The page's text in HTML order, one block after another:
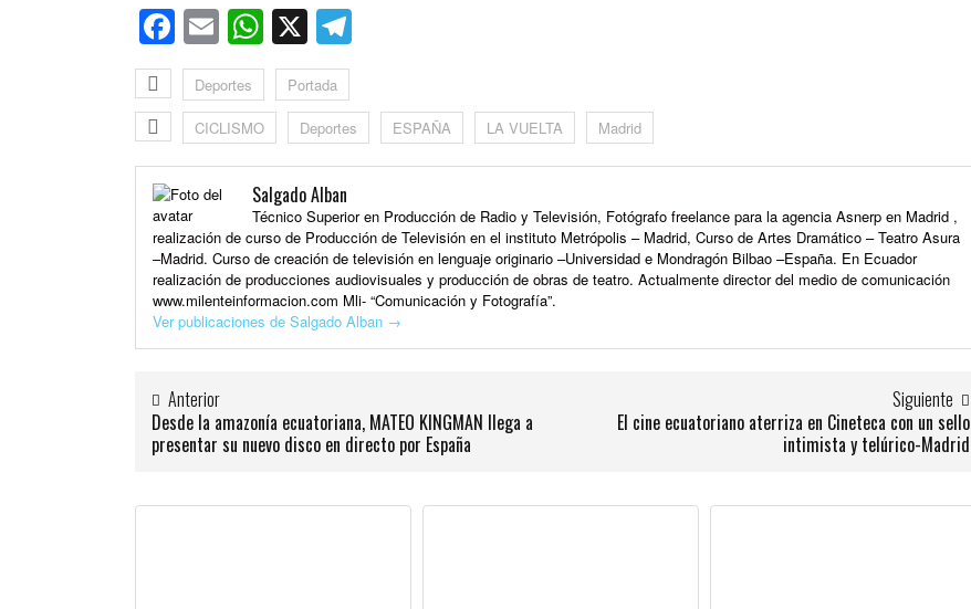
Facebook
EmailWhatsApp
X
Deportes Portada
CICLISMO Deportes ESPAÑA LA VUELTA Madrid
Salgado Alban
Técnico Superior en Producción de Radio y Televisión, Fotógrafo freelance para la agencia Asnerp en Madrid ,
realización de curso de Producción de Televisión en el instituto Metrópolis – Madrid, Curso de Artes Dramático – Teatro Asura
–Madrid. Curso de creación de televisión en lenguaje originario –Universidad e Mondragón Bilbao –España. En Ecuador
realización de producciones audiovisuales y producción de obras de teatro. Actualmente director del medio de comunicación
www.milenteinformacion.com Mli- “Comunicación y Fotografía”.
Ver publicaciones de Salgado Alban →
Anterior
Desde la amazonía ecuatoriana, MATEO KINGMAN llega a
presentar su nuevo disco en directo por España
Siguiente
El cine ecuatoriano aterriza en Cineteca con un sello
intimista y telúrico-Madrid